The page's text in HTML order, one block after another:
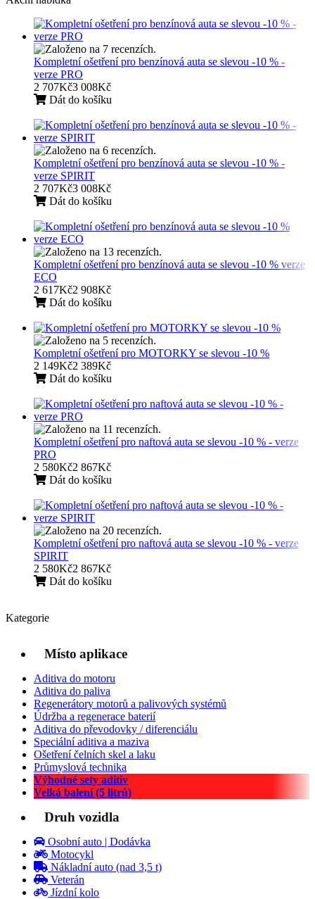
Kompletní ošetření pro benzínová auta se slevou -10 % -
verze PRO
2 707Kč3 008Kč
Dát do košíku
Kompletní ošetření pro benzínová auta se slevou -10 % -
verze SPIRIT
2 707Kč3 008Kč
Dát do košíku
Kompletní ošetření pro benzínová auta se slevou -10 % verze
ECO
2 617Kč2 908Kč
Dát do košíku
Kompletní ošetření pro MOTORKY se slevou -10 %
2 149Kč2 389Kč
Dát do košíku
Kompletní ošetření pro naftová auta se slevou -10 % - verze
PRO
2 580Kč2 867Kč
Dát do košíku
Kompletní ošetření pro naftová auta se slevou -10 % - verze
SPIRIT
2 580Kč2 867Kč
Dát do košíku
Kategorie
Místo aplikace
Aditiva do motoru
Aditiva do paliva
Regenerátory motorů a palivových systémů
Údržba a regenerace baterií
Aditiva do převodovky / diferenciálu
Speciální aditiva a maziva
Ošetření čelních skel a laku
Průmyslová technika
Výhodné sety aditiv
Velká balení (5 litrů)
Druh vozidla
Osobní auto | Dodávka
Motocykl
Nákladní auto (nad 3,5 t)
Veterán
Jízdní kolo